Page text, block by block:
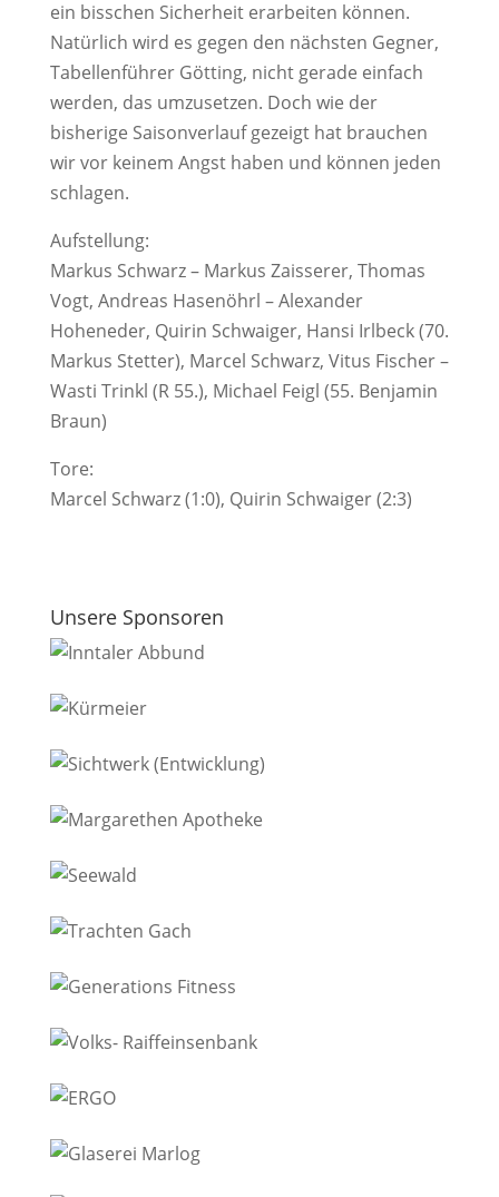
ein bisschen Sicherheit erarbeiten können.
Natürlich wird es gegen den nächsten Gegner,
Tabellenführer Götting, nicht gerade einfach
werden, das umzusetzen. Doch wie der
bisherige Saisonverlauf gezeigt hat brauchen
wir vor keinem Angst haben und können jeden
schlagen.
Aufstellung:
Markus Schwarz – Markus Zaisserer, Thomas
Vogt, Andreas Hasenöhrl – Alexander
Hoheneder, Quirin Schwaiger, Hansi Irlbeck (70.
Markus Stetter), Marcel Schwarz, Vitus Fischer –
Wasti Trinkl (R 55.), Michael Feigl (55. Benjamin
Braun)
Tore:
Marcel Schwarz (1:0), Quirin Schwaiger (2:3)
Unsere Sponsoren